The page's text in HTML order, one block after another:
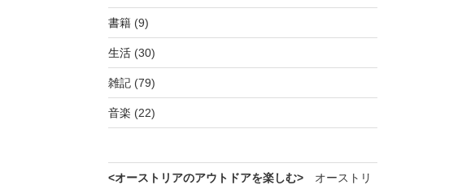
書籍(9)
生活(30)
雑記(79)
音楽 (22)
<オーストリアのアウトドアを楽しむ>オーストリ